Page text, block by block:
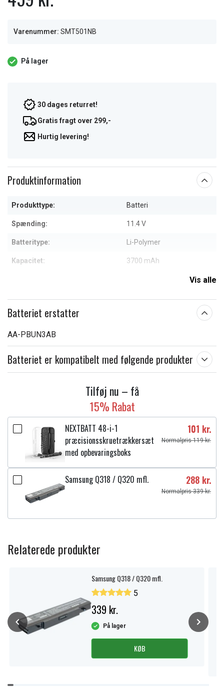
Varenummer: SMT501NB
På lager
30 dages returret!
Gratis fragt over 299,-
Hurtig levering!
Produktinformation
Produkttype: Batteri
Spænding: 11.4 V
Batteritype: Li-Polymer
Kapacitet: 3700 mAh
Vis alle
Batteriet erstatter
AA-PBUN3AB
Batteriet er kompatibelt med følgende produkter
Tilføj nu – få
15% Rabat
NEXTBATT 48-i-1
præcisionsskruetrækkersæt
med opbevaringsboks
101 kr.
Normalpris 119 kr.
Samsung Q318 / Q320 mfl. 288 kr.
Normalpris 339 kr.
Relaterede produkter
Samsung Q318 / Q320 mfl.
5
339 kr.
På lager
KØB
Item